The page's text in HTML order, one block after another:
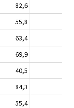
82,6
55,8
63,4
69,9
40,5
84,3
55,4